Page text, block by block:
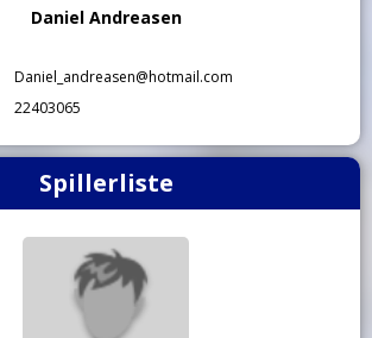
Daniel Andreasen
Daniel_andreasen@hotmail.com
22403065
Spillerliste